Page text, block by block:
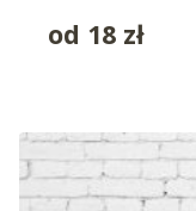
od 18 zł